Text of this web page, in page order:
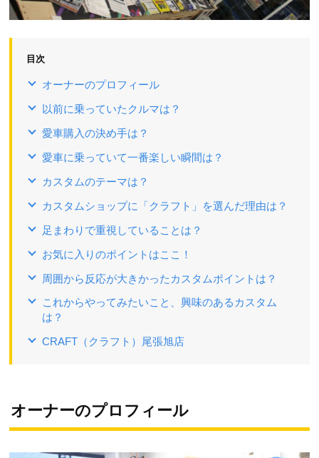
目次
オーナーのプロフィール
以前に乗っていたクルマは？
愛車購入の決め手は？
愛車に乗っていて一番楽しい瞬間は？
カスタムのテーマは？
カスタムショップに「クラフト」を選んだ理由は？
足まわりで重視していることは？
お気に入りのポイントはここ！
周囲から反応が大きかったカスタムポイントは？
これからやってみたいこと、興味のあるカスタム
は？
CRAFT（クラフト）尾張旭店
オーナーのプロフィール